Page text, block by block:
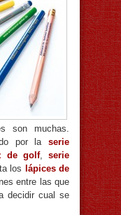
son muchas.
por laserie
de golf, serie
los lápices de
entre las que
decidir cual se